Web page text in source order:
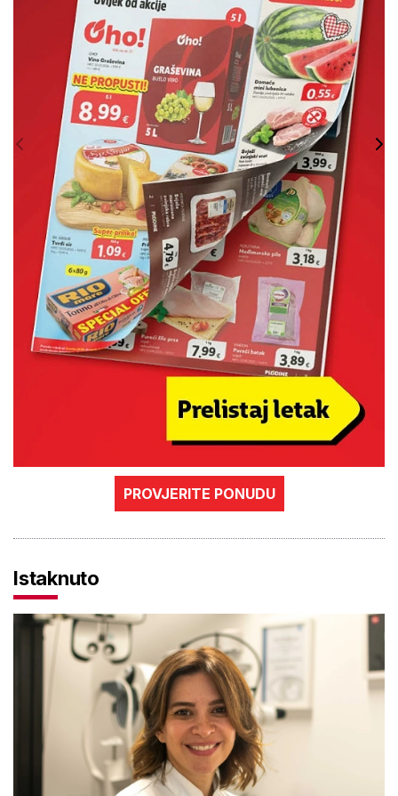
PROVJERITE PONUDU
Istaknuto